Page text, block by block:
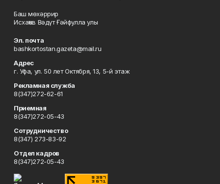
Баш мөхәррир
Исхаҡов Вәдүт Ғәйфулла улы
Эл. почта
bashkortostan.gazeta@mail.ru
Адрес
г. Уфа, ул. 50 лет Октября, 13, 5-й этаж
Рекламная служба
8(347)272-62-61
Приемная
8(347)272-05-43
Сотрудничество
8(347) 273-83-92
Отдел кадров
8(347)272-05-43